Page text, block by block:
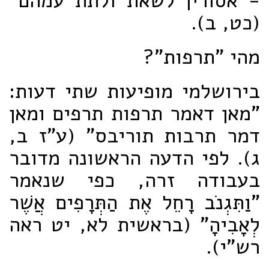
(כט, ב).
מהי "תרפות"?
בירושלמי מופיעות שתי דעות:
"מאן דאמר תרפות תרפים ומאן
דמר תרבות תוריבס" (ע"ז ב,
ג). לפי הדעה הראשונה מדובר
בעבודה זרה, כפי שנאמר
"וַתִּגְנֹב רָחֵל אֶת הַתְּרָפִים אֲשֶׁר
לְאָבִיהָ" (בראשית לא, יט ראה
רש"י).